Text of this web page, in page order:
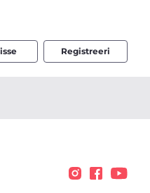
Registreeri